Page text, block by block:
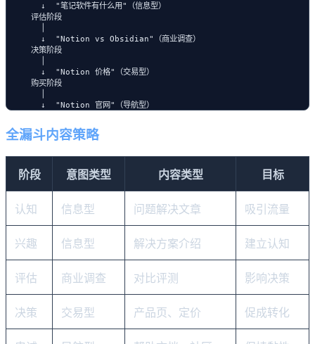
       ↓  "笔记软件有什么用"（信息型）
     评估阶段
       ↓  "Notion vs Obsidian"（商业调查）
     决策阶段
       ↓  "Notion 价格"（交易型）
     购买阶段
全漏斗内容策略
阶段 意图类型 内容类型 目标
认知 信息型 问题解决文章 吸引流量
兴趣 信息型 解决方案介绍 建立认知
评估 商业调查 对比评测 影响决策
决策 交易型 产品页、定价 促成转化